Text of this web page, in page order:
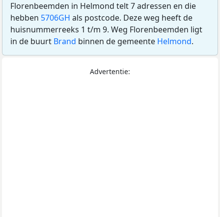
Florenbeemden in Helmond telt 7 adressen en die
hebben 5706GH als postcode. Deze weg heeft de
huisnummerreeks 1 t/m 9. Weg Florenbeemden ligt
in de buurt Brand binnen de gemeente Helmond.
Advertentie: